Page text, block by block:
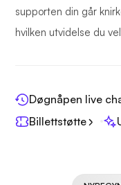
supporten din går
hvilken utvidelse du
Døgnåpen live
Billettstøtte